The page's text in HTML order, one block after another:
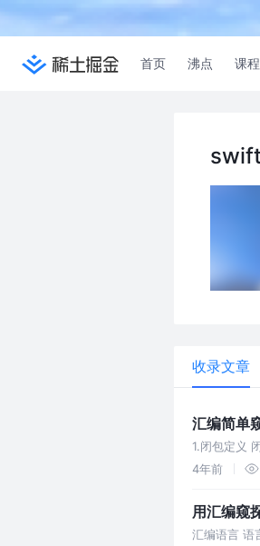
首页 沸点 课程
收录文章
汇编简单
1.闭包定义
理所有关于
4年前
用汇编窥
汇编语言 语